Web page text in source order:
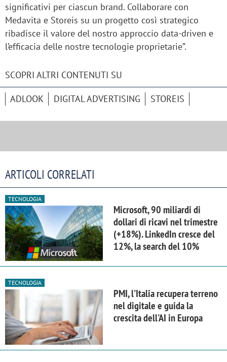
significativi per ciascun brand. Collaborare con
Medavita e Storeis su un progetto così strategico
ribadisce il valore del nostro approccio data-driven e
l’efficacia delle nostre tecnologie proprietarie”.
SCOPRI ALTRI CONTENUTI SU
ADLOOK DIGITAL ADVERTISING STOREIS
ARTICOLI CORRELATI
TECNOLOGIA
Microsoft, 90 miliardi di
dollari di ricavi nel trimestre
(+18%). LinkedIn cresce del
12%, la search del 10%
TECNOLOGIA
PMI, l'Italia recupera terreno
nel digitale e guida la
crescita dell'AI in Europa